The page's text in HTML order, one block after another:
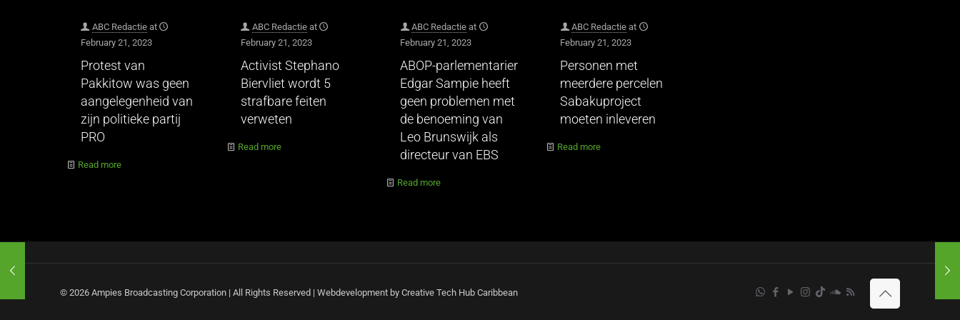
ABC Redactie at
February 21, 2023
Protest van
Pakkitow was geen
aangelegenheid van
zijn politieke partij
PRO
Read more
ABC Redactie at
February 21, 2023
Activist Stephano
Biervliet wordt 5
strafbare feiten
verweten
Read more
ABC Redactie at
February 21, 2023
ABOP-parlementarier
Edgar Sampie heeft
geen problemen met
de benoeming van
Leo Brunswijk als
directeur van EBS
Read more
ABC Redactie at
February 21, 2023
Personen met
meerdere percelen
Sabakuproject
moeten inleveren
Read more
© 2026 Ampies Broadcasting Corporation | All Rights Reserved | Webdevelopment by Creative Tech Hub Caribbean